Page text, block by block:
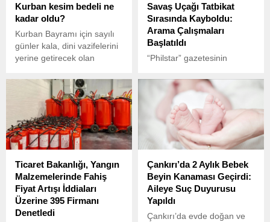
insanlarının yanı sıra, Acun
Ilıcalı’nın eski eşi Şeyma
Subaşı’nın kız kardeşi
Kübra Subaşı ile evli olan
Merthan Açıl’ın da yer aldığı
Kurban kesim bedeli ne
kadar oldu?
Kurban Bayramı için sayılı
günler kala, dini vazifelerini
yerine getirecek olan
kurban kesim bedelleri
açıklandı. Diyanet İşleri
Başkanlığı tarafından
yapılan açıklamayla birlikte,
2024 kurban kesin bedelleri
kamuoyuyla paylaşıldı. Peki,
kesim bedeli ne kadar oldu?
Savaş Uçağı Tatbikat
Sırasında Kayboldu:
Arama Çalışmaları
Başlatıldı
“Philstar” gazetesinin
kapsamında FA-50 tipi
savaş uçakları Filipinler’in
Cebu kentinden havalandı.
Ticaret Bakanlığı, Yangın
Malzemelerinde Fahiş
Fiyat Artışı İddiaları
Üzerine 395 Firmanı
Denetledi
Çankırı’da 2 Aylık Bebek
Beyin Kanaması Geçirdi:
Aileye Suç Duyurusu
Yapıldı
Çankırı’da evde doğan ve